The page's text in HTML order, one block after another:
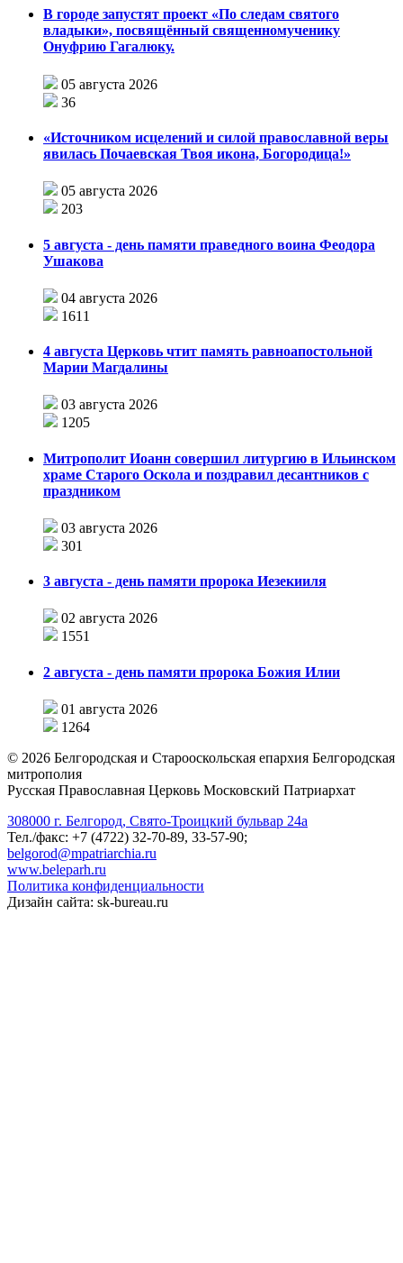
В городе запустят проект «По следам святого
владыки», посвящённый священномученику
Онуфрию Гагалюку.
05 августа 2026
36
«Источником исцелений и силой православной веры
явилась Почаевская Твоя икона, Богородица!»
05 августа 2026
203
5 августа - день памяти праведного воина Феодора
Ушакова
04 августа 2026
1611
4 августа Церковь чтит память равноапостольной
Марии Магдалины
03 августа 2026
1205
Митрополит Иоанн совершил литургию в Ильинском
храме Старого Оскола и поздравил десантников с
праздником
03 августа 2026
301
3 августа - день памяти пророка Иезекииля
02 августа 2026
1551
2 августа - день памяти пророка Божия Илии
01 августа 2026
1264
© 2026 Белгородская и Старооскольская епархия Белгородская
митрополия
Русская Православная Церковь Московский Патриархат
308000 г. Белгород, Свято-Троицкий бульвар 24а
Тел./факс: +7 (4722) 32-70-89, 33-57-90;
belgorod@mpatriarchia.ru
www.beleparh.ru
Политика конфиденциальности
Дизайн сайта: sk-bureau.ru